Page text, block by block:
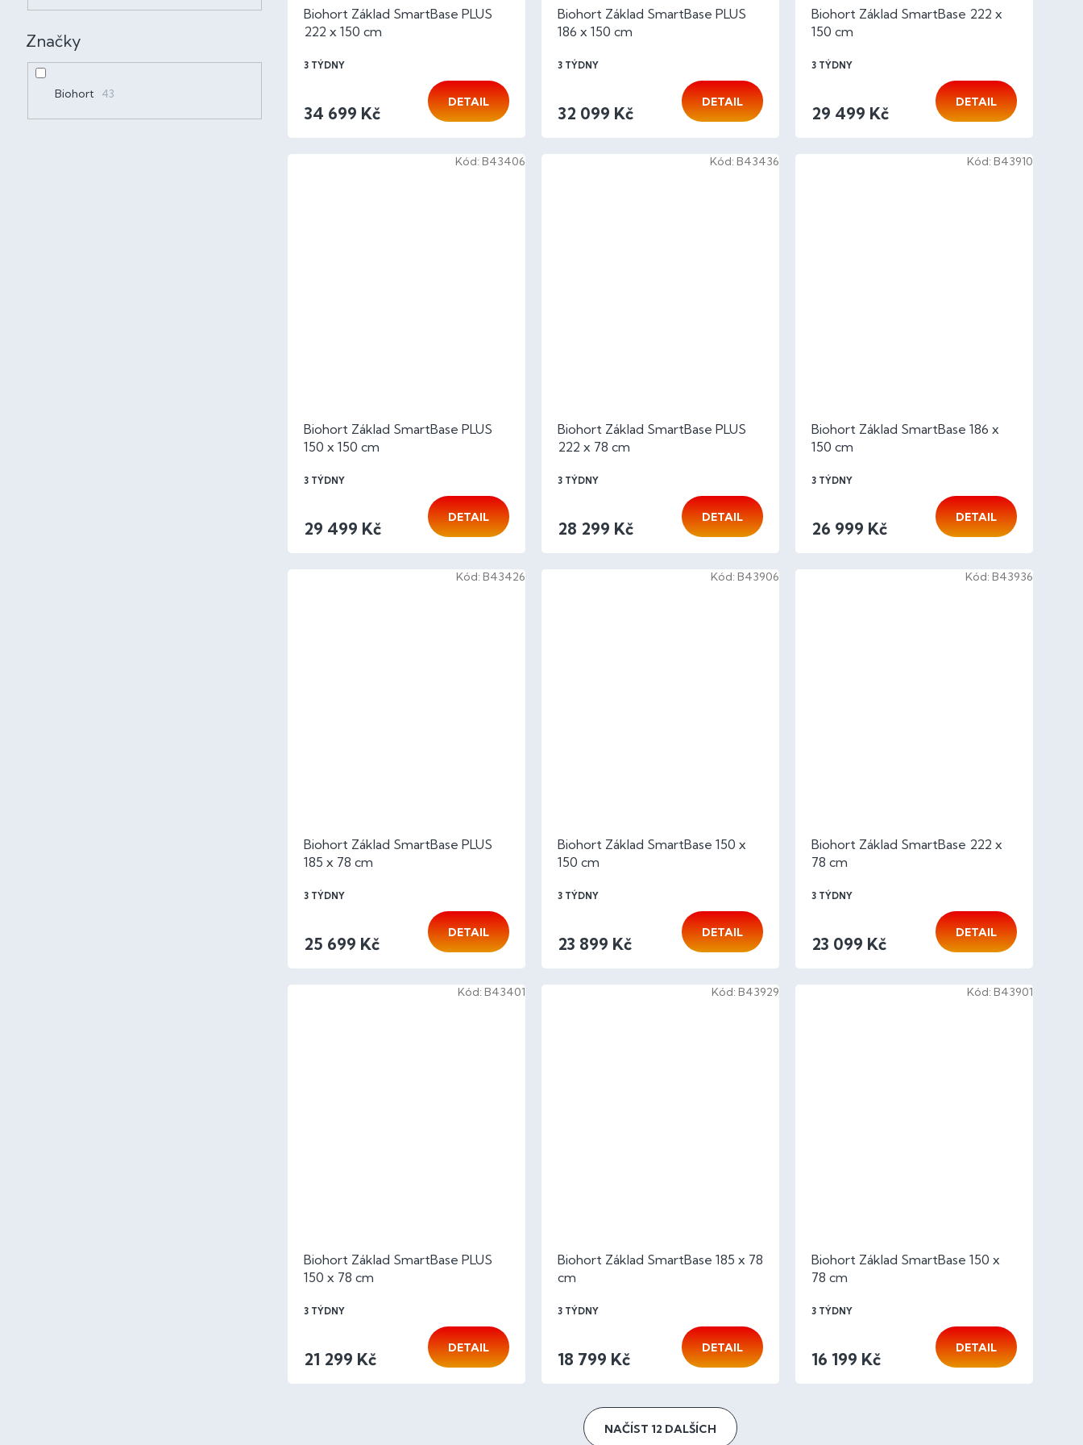
Značky
Biohort 43
Biohort Základ SmartBase PLUS
222 x 150 cm
3 TÝDNY
34 699 Kč
DETAIL
Biohort Základ SmartBase PLUS
186 x 150 cm
3 TÝDNY
32 099 Kč
DETAIL
Biohort Základ SmartBase 222 x
150 cm
3 TÝDNY
29 499 Kč
DETAIL
Biohort Základ SmartBase PLUS
150 x 150 cm
3 TÝDNY
29 499 Kč
DETAIL
Kód: B43406
Biohort Základ SmartBase PLUS
222 x 78 cm
3 TÝDNY
28 299 Kč
DETAIL
Kód: B43436
Biohort Základ SmartBase 186 x
150 cm
3 TÝDNY
26 999 Kč
DETAIL
Kód: B43910
Biohort Základ SmartBase PLUS
185 x 78 cm
3 TÝDNY
25 699 Kč
DETAIL
Kód: B43426
Biohort Základ SmartBase 150 x
150 cm
3 TÝDNY
23 899 Kč
DETAIL
Kód: B43906
Biohort Základ SmartBase 222 x
78 cm
3 TÝDNY
23 099 Kč
DETAIL
Kód: B43936
Biohort Základ SmartBase PLUS
150 x 78 cm
3 TÝDNY
21 299 Kč
DETAIL
Kód: B43401
Biohort Základ SmartBase 185 x 78
cm
3 TÝDNY
18 799 Kč
DETAIL
Kód: B43929
Biohort Základ SmartBase 150 x
78 cm
3 TÝDNY
16 199 Kč
DETAIL
Kód: B43901
NAČÍST 12 DALŠÍCH